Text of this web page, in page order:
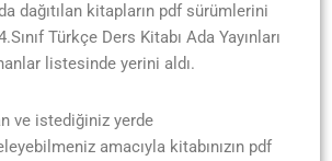
dağıtılan kitapların pdf sürümlerini
Türkçe Ders Kitabı Ada Yayınları
listesinde yerini aldı.
ve istediğiniz yerde
amacıyla kitabınızın pdf